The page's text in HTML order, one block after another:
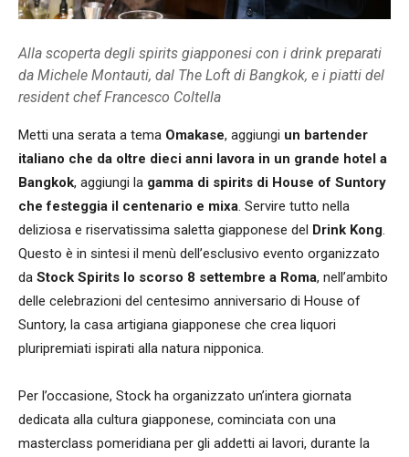
Alla scoperta degli spirits giapponesi con i drink preparati
da Michele Montauti, dal The Loft di Bangkok, e i piatti del
resident chef Francesco Coltella
Metti una serata a tema Omakase, aggiungi un bartender
italiano che da oltre dieci anni lavora in un grande hotel a
Bangkok, aggiungi la gamma di spirits di House of Suntory
che festeggia il centenario e mixa . Servire tutto nella
deliziosa e riservatissima saletta giapponese del Drink Kong
Questo è in sintesi il menù dell’esclusivo evento organizzato
da Stock Spirits lo scorso 8 settembre a Roma, nell’ambito
delle celebrazioni del centesimo anniversario di House of
Suntory, la casa artigiana giapponese che crea liquori
pluripremiati ispirati alla natura nipponica.
Per l’occasione, Stock ha organizzato un’intera giornata
dedicata alla cultura giapponese, cominciata con una
masterclass pomeridiana per gli addetti ai lavori, durante la